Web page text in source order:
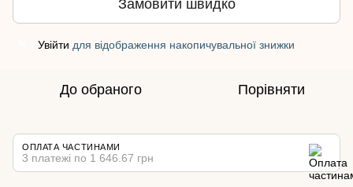
Замовити швидко
Увійти для відображення накопичувальної знижки
До обраного Порівняти
ОПЛАТА ЧАСТИНАМИ
3 платежі по 1 646.67 грн